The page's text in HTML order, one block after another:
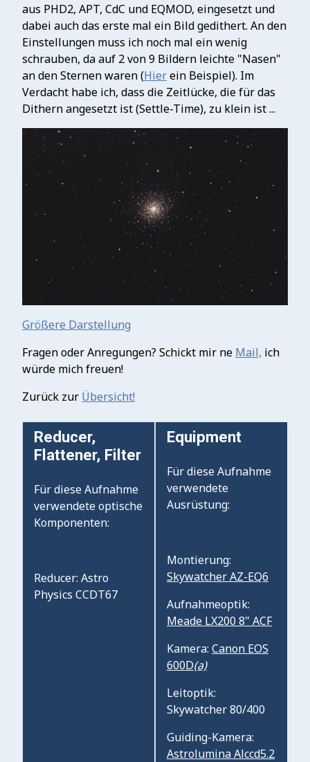
aus PHD2, APT, CdC und EQMOD, eingesetzt und
dabei auch das erste mal ein Bild gedithert. An den
Einstellungen muss ich noch mal ein wenig
schrauben, da auf 2 von 9 Bildern leichte "Nasen"
an den Sternen waren (Hierein Beispiel). Im
Verdacht habe ich, dass die Zeitlücke, die für das
Dithern angesetzt ist (Settle-Time), zu klein ist ...
Größere Darstellung
Fragen oder Anregungen? Schickt mir ne Mail, ich
würde mich freuen!
Zurück zur Übersicht!
Reducer,
Flattener, Filter
Für diese Aufnahme
verwendete optische
Komponenten:
Reducer: Astro
Physics CCDT67
Equipment
Für diese Aufnahme
verwendete
Ausrüstung:
Montierung:
Skywatcher AZ-EQ6
Aufnahmeoptik:
Meade LX200 8" ACF
Kamera: Canon EOS
600D(a)
Leitoptik:
Skywatcher 80/400
Guiding-Kamera:
Astrolumina Alccd5.2